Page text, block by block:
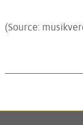
(Source: